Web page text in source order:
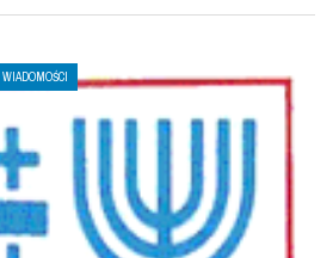
WIADOMOŚCI